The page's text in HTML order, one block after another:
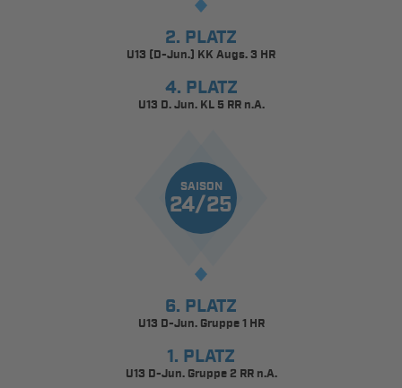
2. PLATZ
U13 (D-Jun.) KK Augs. 3 HR
4. PLATZ
U13 D. Jun. KL 5 RR n.A.
SAISON
24/25
6. PLATZ
U13 D-Jun. Gruppe 1 HR
1. PLATZ
U13 D-Jun. Gruppe 2 RR n.A.